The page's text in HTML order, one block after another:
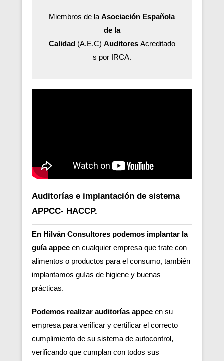
Miembros de la Asociación Española
de la
Calidad(A.E.C) AuditoresAcreditado
s por IRCA.
Auditorías e implantación de sistema
APPCC- HACCP.
En Hilván Consultores podemos implantar la
guía appcc en cualquier empresa que trate con
alimentos o productos para el consumo, también
implantamos guías de higiene y buenas
prácticas.
Podemos realizar auditorías appcc en su
empresa para verificar y certificar el correcto
cumplimiento de su sistema de autocontrol,
verificando que cumplan con todos sus